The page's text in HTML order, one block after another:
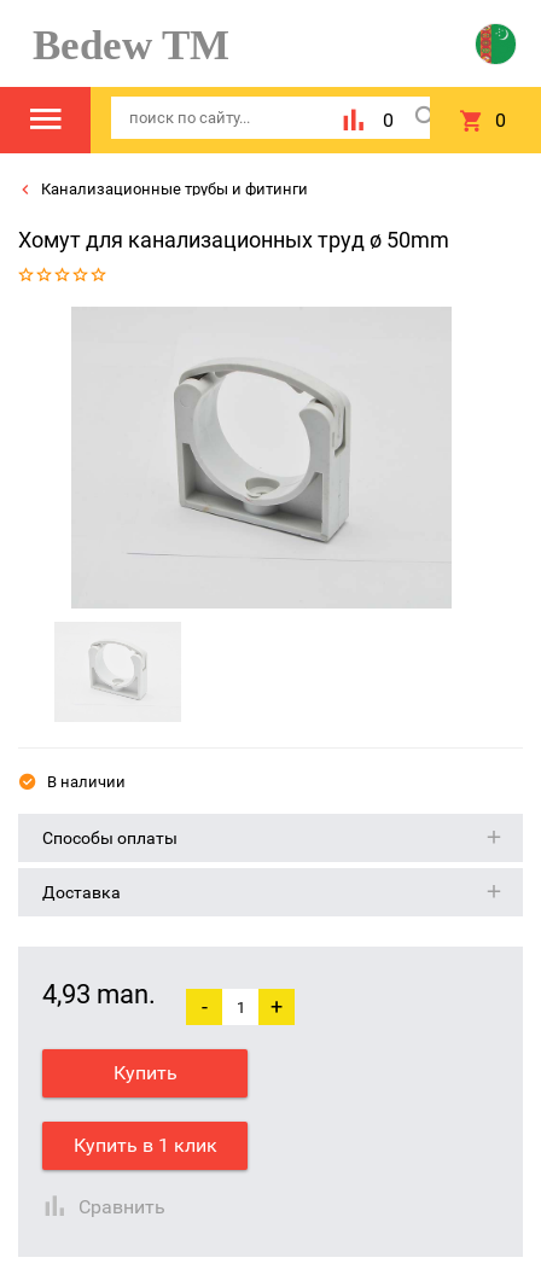
Bedew TM
0 0
Канализационные трубы и фитинги
Хомут для канализационных труд ø 50mm
В наличии
Способы оплаты
Доставка
4,93 man. - +
Купить
Купить в 1 клик
Сравнить